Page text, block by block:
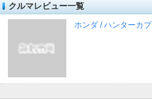
クルマレビュー一覧
ホンダ / ハンターカブ